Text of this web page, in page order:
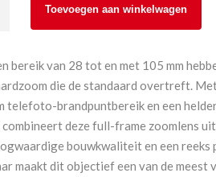
Toevoegen aan winkelwagen
bereik van 28 tot en met 105 mm
die de standaard overtreft.
telefoto-brandpuntbereik en een
combineert deze full-frame zoomlens
bouwkwaliteit en een
maakt dit objectief een van de meest